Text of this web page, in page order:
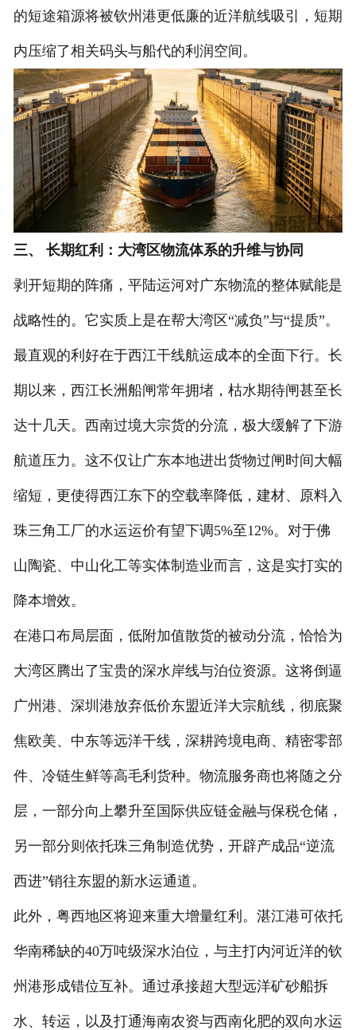
的短途箱源将被钦州港更低廉的近洋航线吸引，短期
内压缩了相关码头与船代的利润空间。
三、 长期红利：大湾区物流体系的升维与协同
剥开短期的阵痛，平陆运河对广东物流的整体赋能是
战略性的。它实质上是在帮大湾区“减负”与“提质”。
最直观的利好在于西江干线航运成本的全面下行。长
期以来，西江长洲船闸常年拥堵，枯水期待闸甚至长
达十几天。西南过境大宗货的分流，极大缓解了下游
航道压力。这不仅让广东本地进出货物过闸时间大幅
缩短，更使得西江东下的空载率降低，建材、原料入
珠三角工厂的水运运价有望下调5%至12%。对于佛
山陶瓷、中山化工等实体制造业而言，这是实打实的
降本增效。
在港口布局层面，低附加值散货的被动分流，恰恰为
大湾区腾出了宝贵的深水岸线与泊位资源。这将倒逼
广州港、深圳港放弃低价东盟近洋大宗航线，彻底聚
焦欧美、中东等远洋干线，深耕跨境电商、精密零部
件、冷链生鲜等高毛利货种。物流服务商也将随之分
层，一部分向上攀升至国际供应链金融与保税仓储，
另一部分则依托珠三角制造优势，开辟产成品“逆流
西进”销往东盟的新水运通道。
此外，粤西地区将迎来重大增量红利。湛江港可依托
华南稀缺的40万吨级深水泊位，与主打内河近洋的钦
州港形成错位互补。通过承接超大型远洋矿砂船拆
水、转运，以及打通海南农资与西南化肥的双向水运